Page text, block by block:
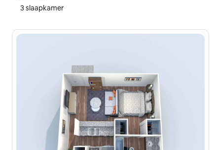
3 slaapkamer